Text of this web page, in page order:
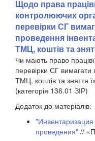
Щодо права
контролюючих
перевірки СГ
проведення
ТМЦ, коштів та
Чи мають право
перевірки СГ вимагати
ТМЦ, коштів та зняття
(категорія 136.01 ЗІР)
Додаток до матеріалів:
проведения" //